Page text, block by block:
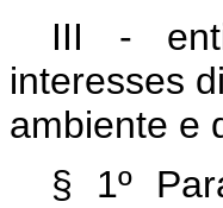
III -
interesses
ambiente e
§ 1º